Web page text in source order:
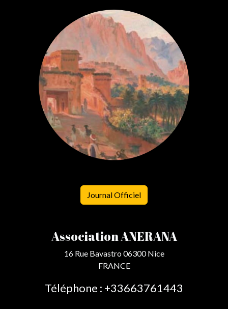
Journal Officiel
Association ANERANA
16 Rue Bavastro 06300 Nice
FRANCE
Téléphone : +33663761443